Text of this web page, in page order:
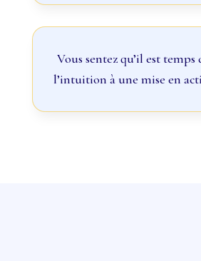
Vous sentez qu’il est temps
l’intuition à une mise en